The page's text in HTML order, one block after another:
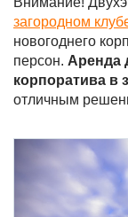
загородном
новогоднего
персон. Аренда
корпоратива в
отличным